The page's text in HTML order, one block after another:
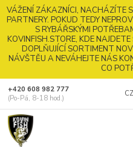
VÁŽENÍ ZÁKAZNÍCI, NACHÁZÍTE
PARTNERY. POKUD TEDY
S RYBÁŘSKÝMI
KOVINFISH.STORE, KDE
DOPLŇUJÍCÍ SORTIMENT
NÁVŠTĚU A NEVÁHEJTE NÁS
CO
+420 608 982 777
(Po-Pá, 8-18 hod.)